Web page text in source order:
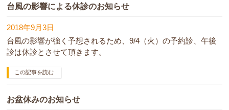
台風の影響による休診のお知らせ
2018年9月3日
台風の影響が強く予想されるため、9/4（火）の予約診、午後
診は休診とさせて頂きます。
この記事を読む
お盆休みのお知らせ